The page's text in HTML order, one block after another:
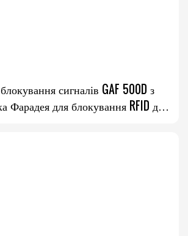
сигналів GAF 500D з
Фарадея для блокування RFID для